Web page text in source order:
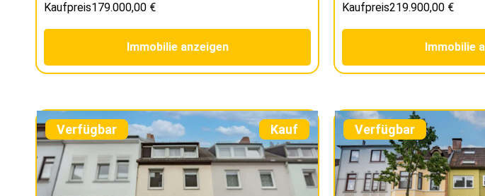
Kaufpreis179.000,00 €
Immobilie anzeigen
Kaufpreis219.900,00 €
Immobilie
Verfügbar Kauf Verfügbar